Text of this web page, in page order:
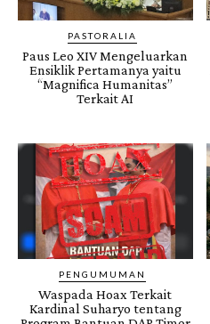
PASTORALIA
Paus Leo XIV Mengeluarkan
Ensiklik Pertamanya yaitu
“Magnifica Humanitas”
Terkait AI
PENGUMUMAN
Waspada Hoax Terkait
Kardinal Suharyo tentang